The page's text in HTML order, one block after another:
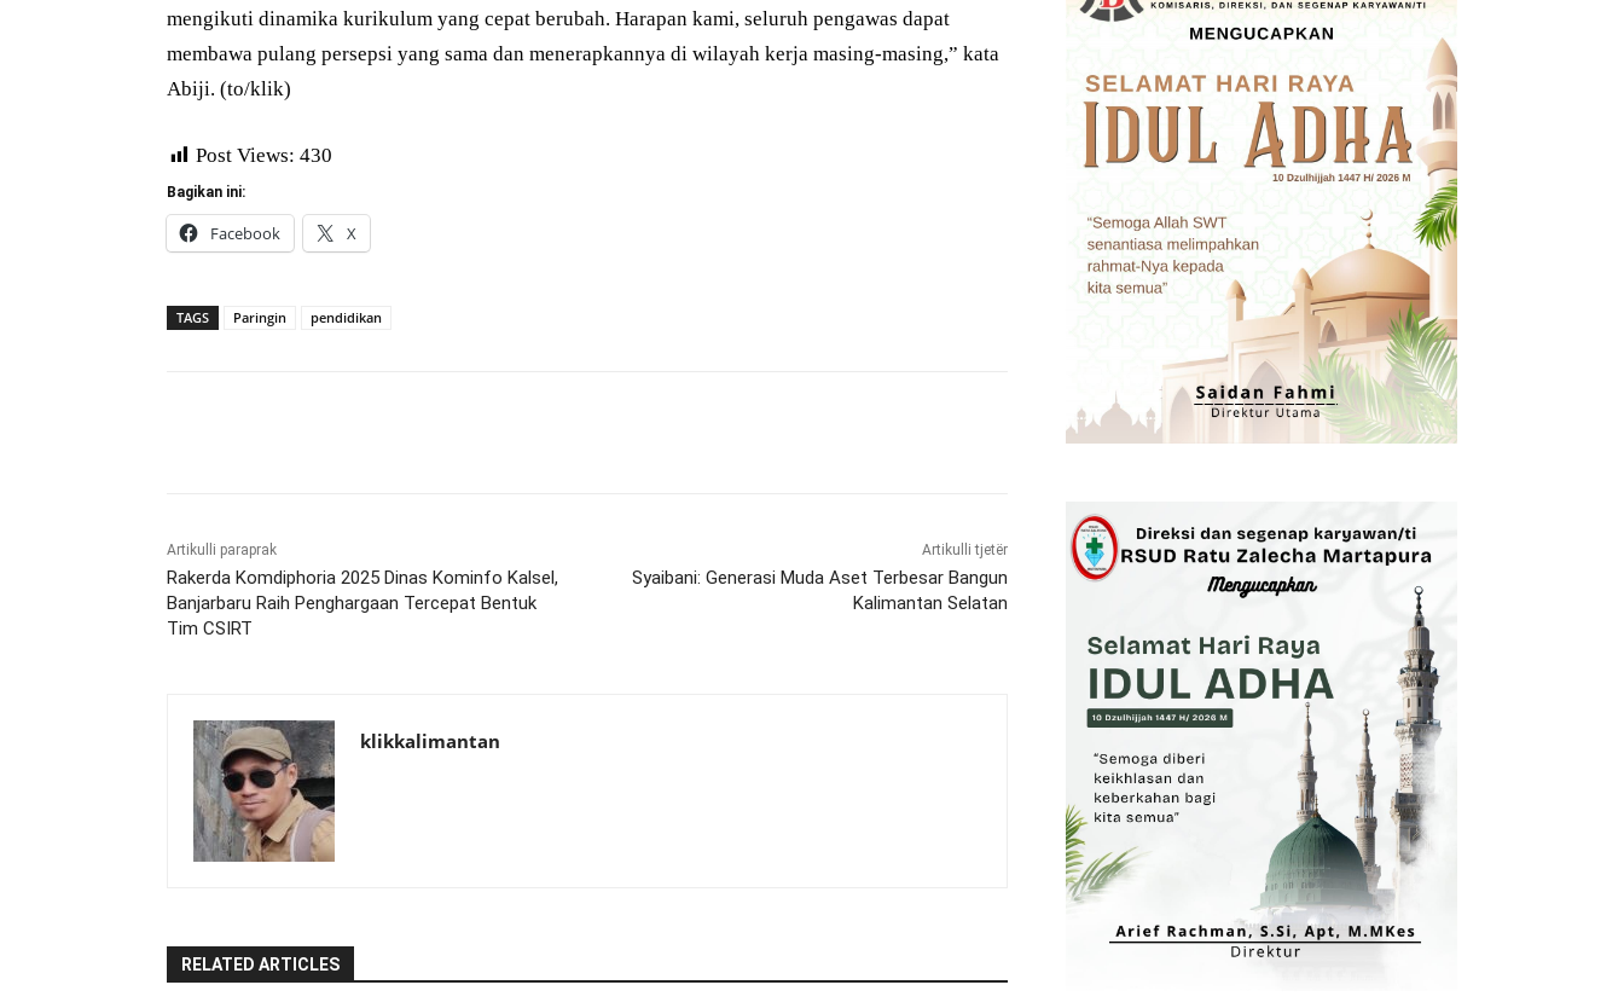
mengikuti dinamika kurikulum yang cepat berubah. Harapan kami, seluruh pengawas dapat
membawa pulang persepsi yang sama dan menerapkannya di wilayah kerja masing-masing,” kata
Abiji. (to/klik)
Post Views: 430
Bagikan ini:
Facebook X
TAGS Paringin pendidikan
Artikulli paraprak
Rakerda Komdiphoria 2025 Dinas Kominfo Kalsel,
Banjarbaru Raih Penghargaan Tercepat Bentuk
Tim CSIRT
Artikulli tjetër
Syaibani: Generasi Muda Aset Terbesar Bangun
Kalimantan Selatan
klikkalimantan
RELATED ARTICLES